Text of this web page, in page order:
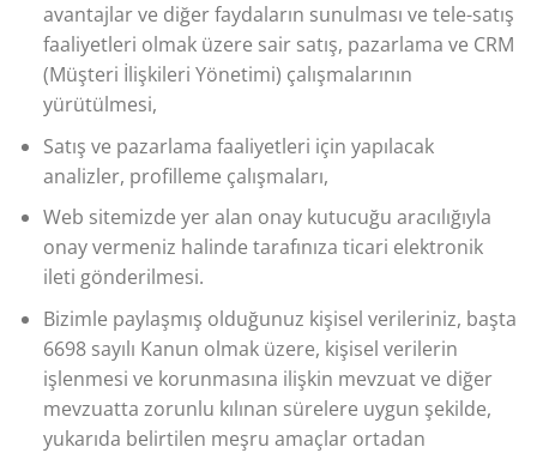
avantajlar ve diğer faydaların sunulması ve tele-satış
faaliyetleri olmak üzere sair satış, pazarlama ve CRM
(Müşteri İlişkileri Yönetimi) çalışmalarının
yürütülmesi,
Satış ve pazarlama faaliyetleri için yapılacak
analizler, profilleme çalışmaları,
Web sitemizde yer alan onay kutucuğu aracılığıyla
onay vermeniz halinde tarafınıza ticari elektronik
ileti gönderilmesi.
Bizimle paylaşmış olduğunuz kişisel verileriniz, başta
6698 sayılı Kanun olmak üzere, kişisel verilerin
işlenmesi ve korunmasına ilişkin mevzuat ve diğer
mevzuatta zorunlu kılınan sürelere uygun şekilde,
yukarıda belirtilen meşru amaçlar ortadan